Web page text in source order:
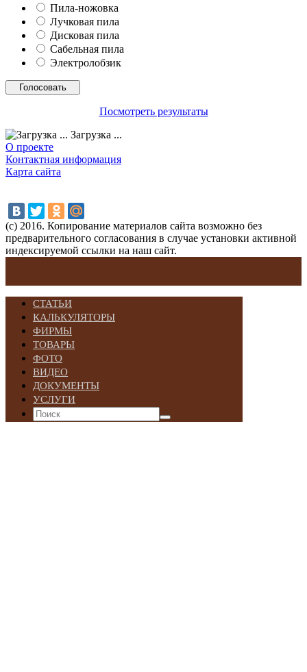
Пила-ножовка
Лучковая пила
Дисковая пила
Сабельная пила
Электролобзик
Посмотреть результаты
Загрузка ...
О проекте
Контактная информация
Карта сайта
(с) 2016. Копирование материалов сайта возможно без
предварительного согласования в случае установки активной
индексируемой ссылки на наш сайт.
СТАТЬИ
КАЛЬКУЛЯТОРЫ
ФИРМЫ
ТОВАРЫ
ФОТО
ВИДЕО
ДОКУМЕНТЫ
УСЛУГИ